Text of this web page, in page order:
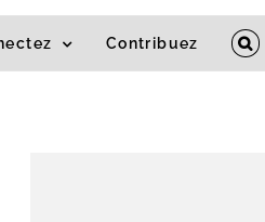
Contribuez